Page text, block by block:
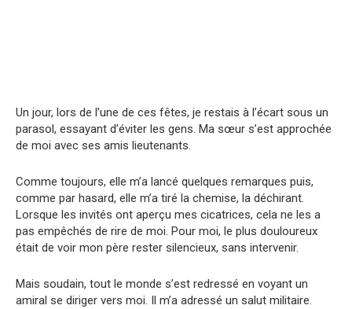
Un jour, lors de l’une de ces fêtes, je restais à l’écart sous un
parasol, essayant d’éviter les gens. Ma sœur s’est approchée
de moi avec ses amis lieutenants.
Comme toujours, elle m’a lancé quelques remarques puis,
comme par hasard, elle m’a tiré la chemise, la déchirant.
Lorsque les invités ont aperçu mes cicatrices, cela ne les a
pas empêchés de rire de moi. Pour moi, le plus douloureux
était de voir mon père rester silencieux, sans intervenir.
Mais soudain, tout le monde s’est redressé en voyant un
amiral se diriger vers moi. Il m’a adressé un salut militaire.